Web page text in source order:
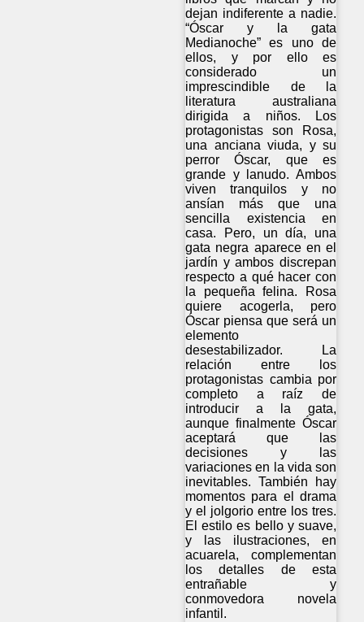
dejan indiferente a nadie.
“Óscar y la gata
Medianoche” es uno de
ellos, y por ello es
considerado un
imprescindible de la
literatura australiana
dirigida a niños. Los
protagonistas son Rosa,
una anciana viuda, y su
perror Óscar, que es
grande y lanudo. Ambos
viven tranquilos y no
ansían más que una
sencilla existencia en
casa. Pero, un día, una
gata negra aparece en el
jardín y ambos discrepan
respecto a qué hacer con
la pequeña felina. Rosa
quiere acogerla, pero
Óscar piensa que será un
elemento
desestabilizador. La
relación entre los
protagonistas cambia por
completo a raíz de
introducir a la gata,
aunque finalmente Óscar
aceptará que las
decisiones y las
variaciones en la vida son
inevitables. También hay
momentos para el drama
y el jolgorio entre los tres.
El estilo es bello y suave,
y las ilustraciones, en
acuarela, complementan
los detalles de esta
entrañable y
conmovedora novela
infantil.